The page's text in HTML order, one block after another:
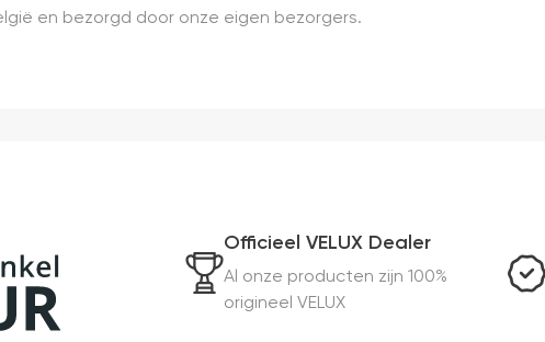
en bezorgd door onze eigen bezorgers.
Officieel VELUX Dealer
Al onze producten zijn 100%
origineel VELUX